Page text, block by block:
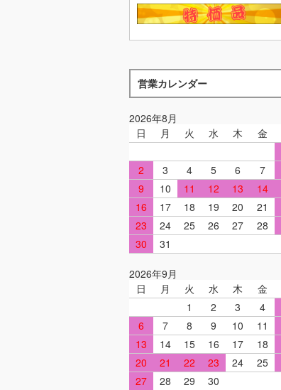
営業カレンダー
2026年8月
日
月 火 水 木 金
2
3 4 5 6 7
9
10 11 12 13 14
16
17 18 19 20 21
23
24 25 26 27 28
30
31
2026年9月
日
月 火 水 木 金
1
2 3 4
6
7 8 9 10 11
13
14 15 16 17 18
20
21 22 23 24 25
27
28 29 30